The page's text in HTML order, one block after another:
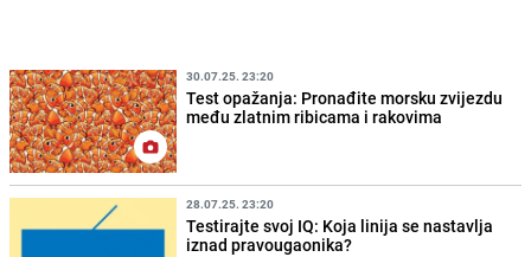
30.07.25. 23:20
Test opažanja: Pronađite morsku zvijezdu
među zlatnim ribicama i rakovima
28.07.25. 23:20
Testirajte svoj IQ: Koja linija se nastavlja
iznad pravougaonika?